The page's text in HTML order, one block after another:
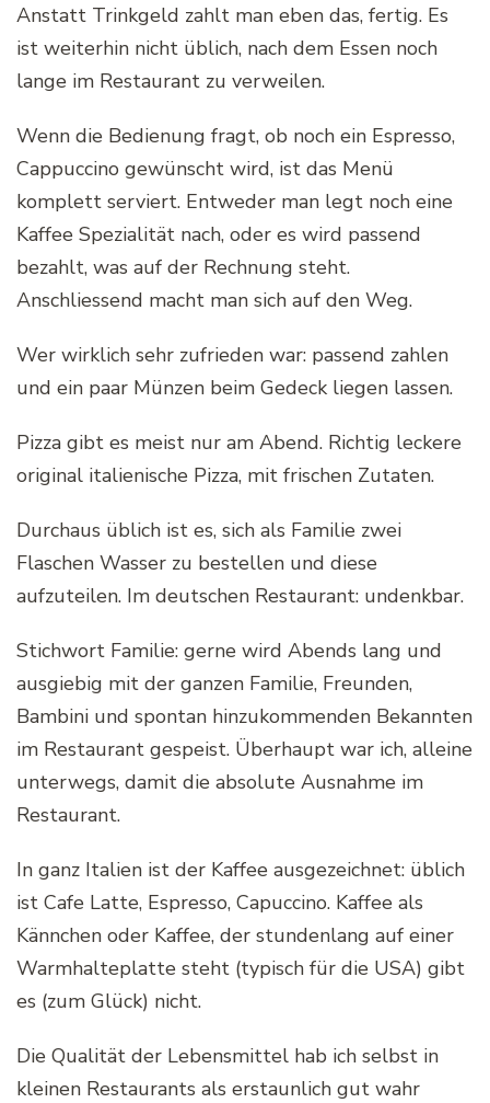
Anstatt Trinkgeld zahlt man eben das, fertig. Es
ist weiterhin nicht üblich, nach dem Essen noch
lange im Restaurant zu verweilen.
Wenn die Bedienung fragt, ob noch ein Espresso,
Cappuccino gewünscht wird, ist das Menü
komplett serviert. Entweder man legt noch eine
Kaffee Spezialität nach, oder es wird passend
bezahlt, was auf der Rechnung steht.
Anschliessend macht man sich auf den Weg.
Wer wirklich sehr zufrieden war: passend zahlen
und ein paar Münzen beim Gedeck liegen lassen.
Pizza gibt es meist nur am Abend. Richtig leckere
original italienische Pizza, mit frischen Zutaten.
Durchaus üblich ist es, sich als Familie zwei
Flaschen Wasser zu bestellen und diese
aufzuteilen. Im deutschen Restaurant: undenkbar.
Stichwort Familie: gerne wird Abends lang und
ausgiebig mit der ganzen Familie, Freunden,
Bambini und spontan hinzukommenden Bekannten
im Restaurant gespeist. Überhaupt war ich, alleine
unterwegs, damit die absolute Ausnahme im
Restaurant.
In ganz Italien ist der Kaffee ausgezeichnet: üblich
ist Cafe Latte, Espresso, Capuccino. Kaffee als
Kännchen oder Kaffee, der stundenlang auf einer
Warmhalteplatte steht (typisch für die USA) gibt
es (zum Glück) nicht.
Die Qualität der Lebensmittel hab ich selbst in
kleinen Restaurants als erstaunlich gut wahr